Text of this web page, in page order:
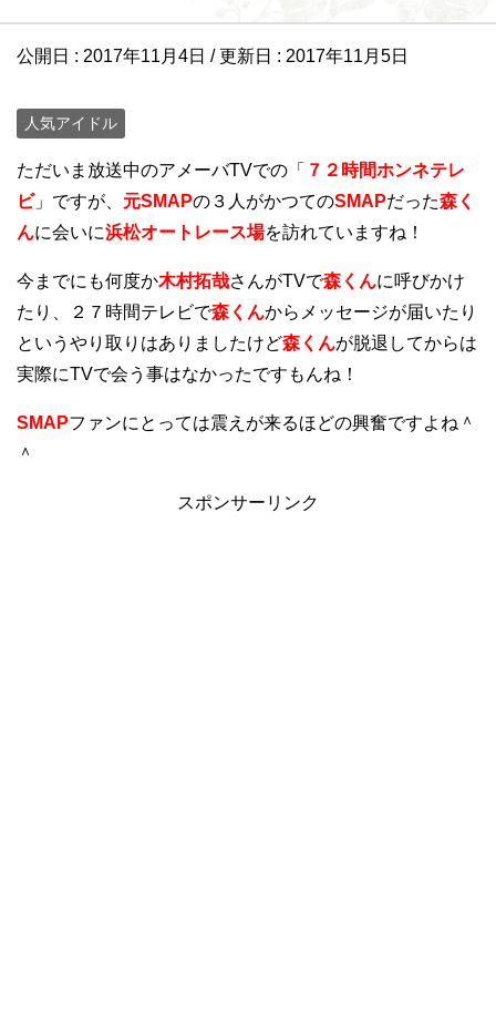
公開日 : 2017年11月4日 / 更新日 : 2017年11月5日
人気アイドル
ただいま放送中のアメーバTVでの「 ７２時間ホンネテレ
ビ」ですが、 元SMAPの３人がかつてのSMAPだった森く
んに会いに浜松オートレース場を訪れていますね！
今までにも何度か木村拓哉さんがTVで森くんに呼びかけ
たり、２７時間テレビで森くんからメッセージが届いたり
というやり取りはありましたけど森くんが脱退してからは
実際にTVで会う事はなかったですもんね！
SMAPファンにとっては震えが来るほどの興奮ですよね＾
＾
スポンサーリンク